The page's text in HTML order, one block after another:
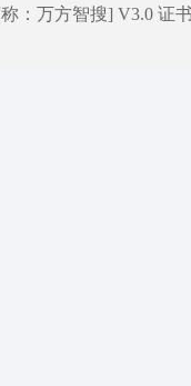
：万方智搜] V3.0 证